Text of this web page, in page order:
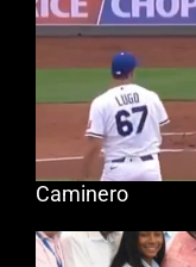
Caminero